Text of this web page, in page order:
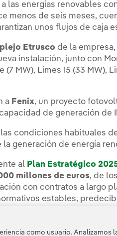
las energías renovables
menos de seis meses,
unos flujos de caja
Etrusco de la
instalación, junto con
MW), Limes 15 (33 MW),
a Fenix, un proyecto
de generación de
condiciones habituales
generación de energía
al Plan Estratégico
millones de euros, de
con contratos a largo
estables,
como usuario. Analizamos